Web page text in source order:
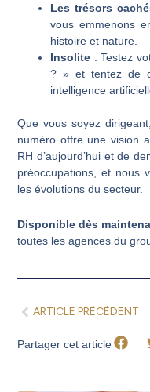
Les trésors
vous emmenons
histoire et nature.
Insolite : Testez
? » et tentez de
intelligence
Que vous soyez
numéro offre une vision
RH d’aujourd’hui et de
préoccupations, et nous
les évolutions du secteur.
Disponible dès
toutes les agences du
Précédent
ARTICLE PRÉCÉDENT
Partager cet article